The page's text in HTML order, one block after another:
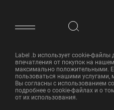
ФУТЕР
Label .b использует cookie-файлы
впечатления от покупок на
максимально положительными.
пользоваться нашими услугами,
Вы согласны с использованием
подробнее о cookie-файлах и о
от их использования.